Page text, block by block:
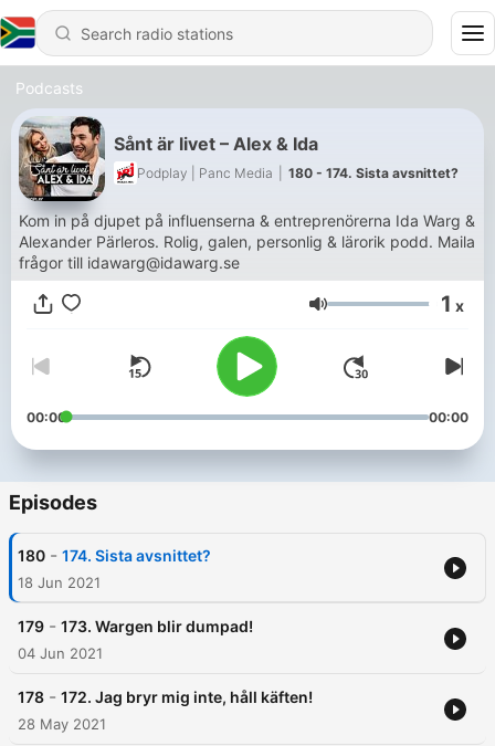
Podcasts
Sånt är livet – Alex & Ida
Podplay | Panc Media 180 - 174. Sista avsnittet?
Kom in på djupet på influenserna & entreprenörerna Ida Warg &
Alexander Pärleros. Rolig, galen, personlig & lärorik podd. Maila
frågor till idawarg@idawarg.se
Volume 1 x
00:00 00:00
Episodes
180 - 174. Sista avsnittet?
18 Jun 2021
179 - 173. Wargen blir dumpad!
04 Jun 2021
178 - 172. Jag bryr mig inte, håll käften!
28 May 2021